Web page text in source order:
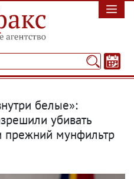
белые»:
убивать
прежний мунфильтр